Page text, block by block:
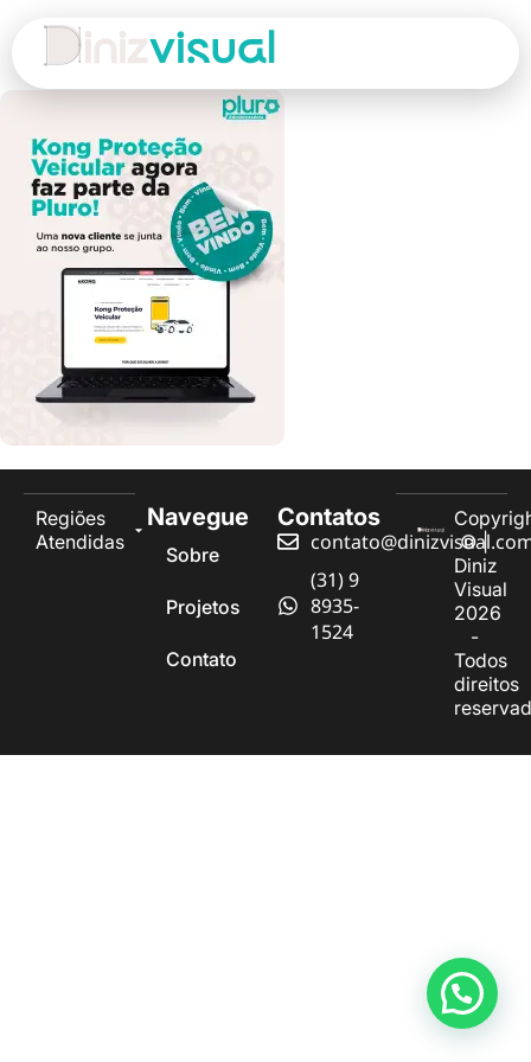
Regiões
Atendidas
Navegue
Sobre
Projetos
Contato
Contatos
(31) 9
8935-
1524
© |
Diniz
Visual
2026
-
Todos
direitos